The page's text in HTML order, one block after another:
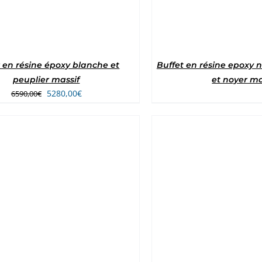
résine époxy blanche et
peuplier massif
6590,00€ Le
5280,00€Le
Buffet en résine epoxy
et noyer